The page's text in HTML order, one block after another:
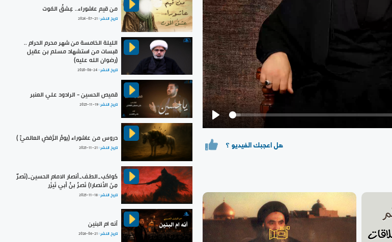
Play
هل اعجبك الفيديو ؟
من قيم عاشوراء.. عِشقُ المَوت
تاريخ النشر :2024-07-21
الليلة الخامسة من شهر محرم الحرام ..
قبسات من استشهاد مسلم بن عقيل
(رضوان الله عليه)
تاريخ النشر : 2020-08-24
قميص الحسين - الرادود علي العنبر
تاريخ النشر :2025-11-19
دروس من عاشوراء (يومُ الرَّفضِ العالميِّ )
تاريخ النشر :2025-11-21
كواكب_الطف_أنصار الامام الحسين_(نَصرٌ
مِنَ الأنصارا) نَصرُ بنُ أبي نَيزَر
تاريخ النشر :2025-11-18
آنه ام البنين
تاريخ النشر :2026-06-21